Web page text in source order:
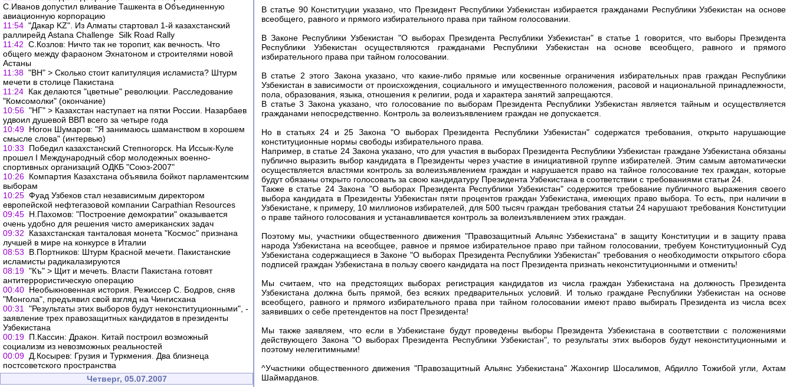
С.Иванов допустил вливание Ташкента в Объединенную
авиационную корпорацию
11:54 "Дакар KZ". Из Алматы стартовал 1-й казахстанский
раллирейд Astana Challenge ­ Silk Road Rally
11:42 С.Козлов: Ничто так не торопит, как вечность. Что
общего между фараоном Эхнатоном и строителями новой
Астаны
11:38 "ВН" > Сколько стоит капитуляция исламиста? Штурм
мечети в столице Пакистана
11:24 Как делаются "цветные" революции. Расследование
"Комсомолки" (окончание)
10:56 "НГ" > Казахстан наступает на пятки России. Назарбаев
удвоил душевой ВВП всего за четыре года
10:49 Ногон Шумаров: "Я занимаюсь шаманством в хорошем
смысле слова" (интервью)
10:33
Победил казахстанский Степногорск. На Иссык-Куле
прошел I Международный сбор молодежных военно-
спортивных организаций ОДКБ "Союз-2007"
10:26 Компартия Казахстана объявила бойкот парламентским
выборам
10:25 Фуад Узбеков стал независимым директором
европейской нефтегазовой компании Carpathian Resources
09:45 Н.Пахомов: "Построение демократии" оказывается
очень удобно для решения чисто американских задач
09:32
Казахстанская танталовая монета "Космос" признана
лучшей в мире на конкурсе в Италии
08:53
В.Портников: Штурм Красной мечети. Пакистанские
исламисты радикалазируются
08:19 "Къ" > Щит и мечеть. Власти Пакистана готовят
антитеррористическую операцию
00:40 Необыкновенная история. Режиссер С. Бодров, сняв
"Монгола", предъявил свой взгляд на Чингисхана
00:31
"Результаты этих выборов будут неконституционными", -
заявление трех правозащитных кандидатов в президенты
Узбекистана
00:19 П.Кассин: Дракон. Китай построил возможный
социализм из невозможных реальностей
00:09 Д.Косырев: Грузия и Туркмения. Два близнеца
постсоветского пространства
Четверг, 05.07.2007
В статье 90 Конституции указано, что Президент Республики Узбекистан избирается гражданами Республики Узбекистан на основе
всеобщего, равного и прямого избирательного права при тайном голосовании.
В Законе Республики Узбекистан "О выборах Президента Республики Узбекистан" в статье 1 говорится, что выборы Президента
Республики Узбекистан осуществляются гражданами Республики Узбекистан на основе всеобщего, равного и прямого
избирательного права при тайном голосовании.
В статье 2 этого Закона указано, что какие-либо прямые или косвенные ограничения избирательных прав граждан Республики
Узбекистан в зависимости от происхождения, социального и имущественного положения, расовой и национальной принадлежности,
пола, образования, языка, отношения к религии, рода и характера занятий запрещаются.
В статье 3 Закона указано, что голосование по выборам Президента Республики Узбекистан является тайным и осуществляется
гражданами непосредственно. Контроль за волеизъявлением граждан не допускается.
Но в статьях 24 и 25 Закона "О выборах Президента Республики Узбекистан" содержатся требования, открыто нарушающие
конституционные нормы свободы избирательного права.
Например, в статье 24 Закона указано, что для участия в выборах Президента Республики Узбекистан граждане Узбекистана обязаны
публично выразить выбор кандидата в Президенты через участие в инициативной группе избирателей. Этим самым автоматически
осуществляется властями контроль за волеизъявлением граждан и нарушается право на тайное голосование тех граждан, которые
будут обязаны открыто голосовать за свою кандидатуру Президента Узбекистана в соответствии с требованиями статьи 24.
Также в статье 24 Закона "О выборах Президента Республики Узбекистан" содержится требование публичного выражения своего
выбора кандидата в Президенты Узбекистан пяти процентов граждан Узбекистана, имеющих право выбора. То есть, при наличии в
Узбекистане, к примеру, 10 миллионов избирателей, для 500 тысяч граждан требования статьи 24 нарушают требования Конституции
о праве тайного голосования и устанавливается контроль за волеизъявлением этих граждан.
Поэтому мы, участники общественного движения "Правозащитный Альянс Узбекистана" в защиту Конституции и в защиту права
народа Узбекистана на всеобщее, равное и прямое избирательное право при тайном голосовании, требуем Конституционный Суд
Узбекистана содержащиеся в Законе "О выборах Президента Республики Узбекистан" требования о необходимости открытого сбора
подписей граждан Узбекистана в пользу своего кандидата на пост Президента признать неконституционными и отменить!
Мы считаем, что на предстоящих выборах регистрация кандидатов из числа граждан Узбекистана на должность Президента
Узбекистана должна быть прямой, без всяких предварительных условий. И только граждане Республики Узбекистан на основе
всеобщего, равного и прямого избирательного права при тайном голосовании имеют право выбирать Президента из числа всех
заявивших о себе претендентов на пост Президента!
Мы также заявляем, что если в Узбекистане будут проведены выборы Президента Узбекистана в соответствии с положениями
действующего Закона "О выборах Президента Республики Узбекистан", то результаты этих выборов будут неконституционными и
поэтому нелегитимными!
^Участники общественного движения "Правозащитный Альянс Узбекистана" Жахонгир Шосалимов, Абдилло Тожибой угли, Ахтам
Шаймарданов.